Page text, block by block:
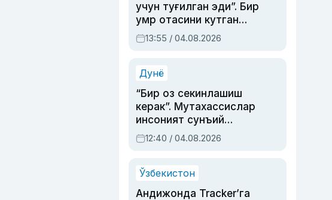
учун туғилган эди”. Бир
умр отасини кутган
актриса ва дубльяж
устаси Римма
синовларга тўла ҳаёти
13:55 / 04.08.2026
Дунё
“Бир оз секинлашиш
керак”. Мутахассислар
инсоният сунъий
интеллектни бошқара
олмай қолишидан
12:40 / 04.08.2026
Ўзбекистон
Андижонда Tracker’га